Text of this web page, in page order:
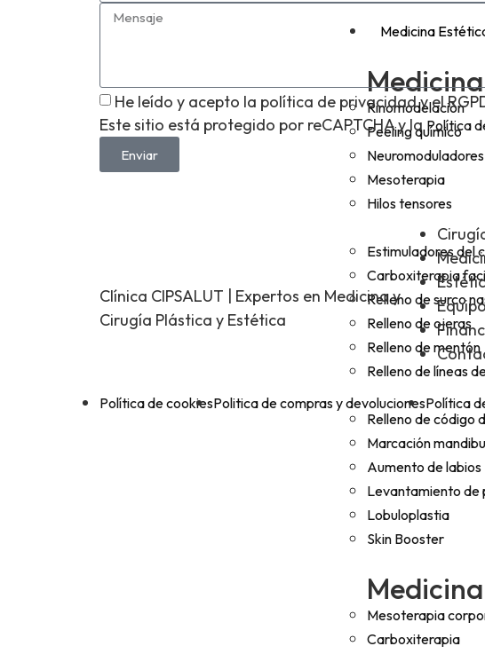
Medicina
Rinomodelación
Peeling químico
Neuromoduladores
Mesoterapia
Hilos tensores
Estimuladores del
Carboxiterapia
Relleno de surco
Relleno de ojeras
Relleno de mentón
Relleno de líneas
Relleno de código
Marcación
Aumento de labios
Levantamiento de
Lobuloplastia
Skin Booster
Mesoterapia
Carboxiterapia
He leído y acepto la política de privacidad y el
Este sitio está protegido por reCAPTCHA y laPolítica
Enviar
Clínica CIPSALUT | Expertos en Medicina y
Cirugía Plástica y Estética
Política de cookiesPolitica de compras y devolucionesPolítica